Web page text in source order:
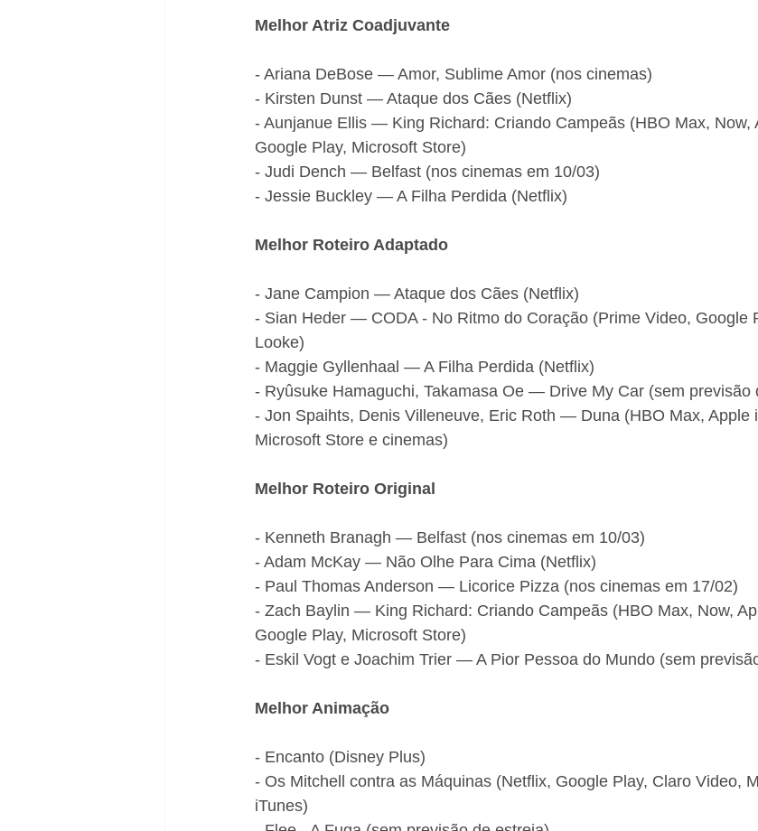
Melhor Atriz Coadjuvante
- Ariana DeBose — Amor, Sublime Amor (nos cinemas)
- Kirsten Dunst — Ataque dos Cães (Netflix)
- Aunjanue Ellis — King Richard: Criando Campeãs (HBO Max, Now,
Google Play, Microsoft Store)
- Judi Dench — Belfast (nos cinemas em 10/03)
- Jessie Buckley — A Filha Perdida (Netflix)
Melhor Roteiro Adaptado
- Jane Campion — Ataque dos Cães (Netflix)
- Sian Heder — CODA - No Ritmo do Coração (Prime Video, Google
Looke)
- Maggie Gyllenhaal — A Filha Perdida (Netflix)
- Ryûsuke Hamaguchi, Takamasa Oe — Drive My Car (sem previsão
- Jon Spaihts, Denis Villeneuve, Eric Roth — Duna (HBO Max, Apple
Microsoft Store e cinemas)
Melhor Roteiro Original
- Kenneth Branagh — Belfast (nos cinemas em 10/03)
- Adam McKay — Não Olhe Para Cima (Netflix)
- Paul Thomas Anderson — Licorice Pizza (nos cinemas em 17/02)
- Zach Baylin — King Richard: Criando Campeãs (HBO Max, Now,
Google Play, Microsoft Store)
- Eskil Vogt e Joachim Trier — A Pior Pessoa do Mundo (sem
Melhor Animação
- Encanto (Disney Plus)
- Os Mitchell contra as Máquinas (Netflix, Google Play, Claro Video,
iTunes)